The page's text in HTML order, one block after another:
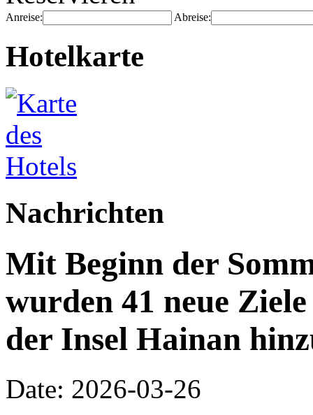
Anreise: Abreise:
Hotelkarte
Nachrichten
Mit Beginn der
wurden 41 neue
der Insel Hainan
Date: 2026-03-26